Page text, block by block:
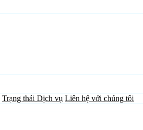
Trạng thái Dịch vụ Liên hệ với chúng tôi